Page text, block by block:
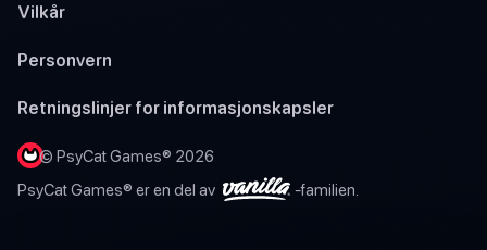
Vilkår
Personvern
Retningslinjer for informasjonskapsler
© PsyCat Games® 2026
PsyCat Games® er en del av
-familien.